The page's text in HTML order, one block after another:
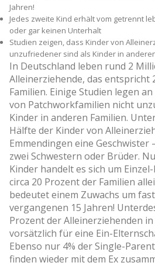
Jahren!
Jedes zweite Kind erhält vom getrennt
oder gar keinen Unterhalt
Studien zeigen, dass Kinder von
unzufriedener sind als Kinder in
In Deutschland leben rund 2
Alleinerziehende, das entspricht
Familien. Einige Studien legen
von Patchworkfamilien nicht
Kinder in anderen Familien.
Hälfte der Kinder von
Emmendingen eine Geschwister
zwei Schwestern oder Brüder.
Kinder handelt es sich um
circa 20 Prozent der Familien
bedeutet einem Zuwachs um
vergangenen 15 Jahren!
Prozent der Alleinerziehenden
vorsätzlich für eine Ein-
Ebenso nur 4% der Single-
finden wieder mit dem Ex